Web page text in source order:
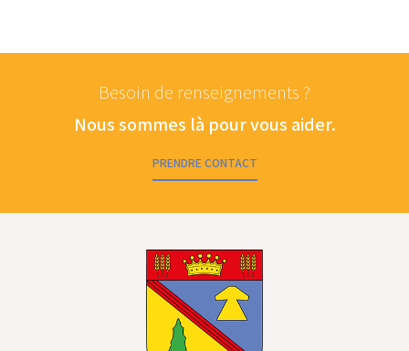
Besoin de renseignements ?
Nous sommes là pour vous aider.
PRENDRE CONTACT